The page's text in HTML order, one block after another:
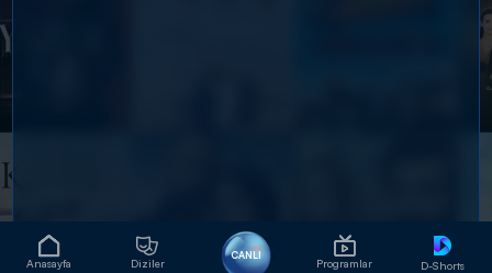
Anasayfa Diziler
CANLI
Programlar D-Shorts